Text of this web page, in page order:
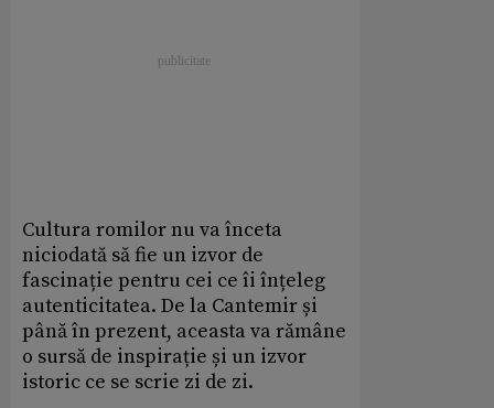
Cultura romilor nu va înceta
niciodată să fie un izvor de
fascinație pentru cei ce îi înțeleg
autenticitatea. De la Cantemir și
până în prezent, aceasta va rămâne
o sursă de inspirație și un izvor
istoric ce se scrie zi de zi.